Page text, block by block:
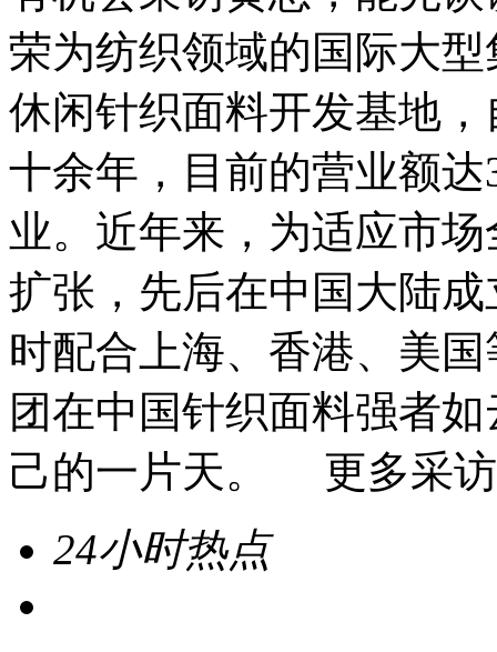
荣为纺织领域的国际大
休闲针织面料开发基地
十余年，目前的营业额
业。近年来，为适应市
扩张，先后在中国大陆
时配合上海、香港、美
团在中国针织面料强者
己的一片天。 更多采访
24小时热点